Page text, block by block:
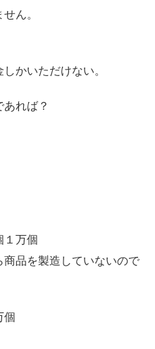
ん。
かいただけない。
れば？
１万個
品を製造していないので
個